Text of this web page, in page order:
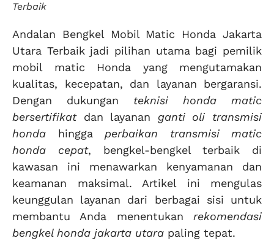
Terbaik
Andalan Bengkel Mobil Matic Honda Jakarta
Utara Terbaik jadi pilihan utama bagi pemilik
mobil matic Honda yang mengutamakan
kualitas, kecepatan, dan layanan bergaransi.
Dengan dukungan teknisi honda matic
bersertifikatdan layanan ganti oli transmisi
honda hingga perbaikan transmisi matic
honda cepat, bengkel-bengkel terbaik di
kawasan ini menawarkan kenyamanan dan
keamanan maksimal. Artikel ini mengulas
keunggulan layanan dari berbagai sisi untuk
membantu Anda menentukan rekomendasi
bengkel honda jakarta utara paling tepat.